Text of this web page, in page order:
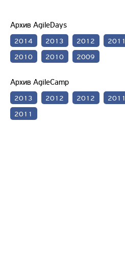
Архив AgileDays
2014 2013 2012
2011
2010
2010 2009
Архив AgileCamp
2013 2012 2012
2011
2011